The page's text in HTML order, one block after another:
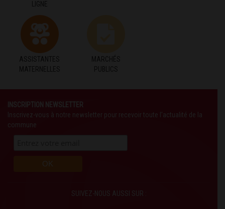
LIGNE
ASSISTANTES
MATERNELLES
MARCHÉS
PUBLICS
INSCRIPTION NEWSLETTER
Inscrivez-vous à notre newsletter pour recevoir toute l'actualité de la
commune
SUIVEZ-NOUS AUSSI SUR :